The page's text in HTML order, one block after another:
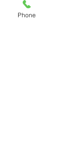
Phone